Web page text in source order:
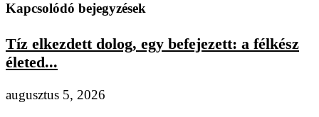
Kapcsolódó bejegyzések
Tíz elkezdett dolog, egy befejezett: a félkész
életed...
augusztus 5, 2026